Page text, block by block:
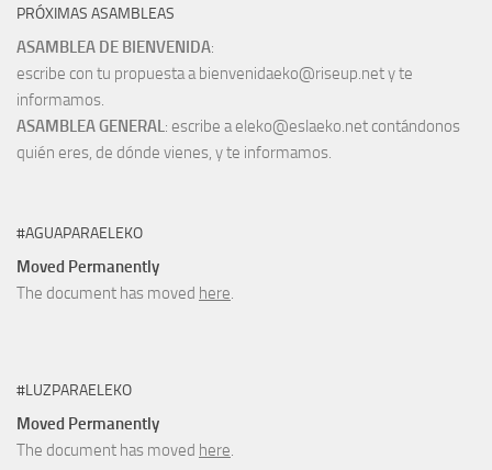
PRÓXIMAS ASAMBLEAS
ASAMBLEA DE BIENVENIDA:
escribe con tu propuesta a bienvenidaeko@riseup.net y te
informamos.
ASAMBLEA GENERAL: escribe a eleko@eslaeko.net contándonos
quién eres, de dónde vienes, y te informamos.
#AGUAPARAELEKO
Moved Permanently
The document has moved here.
#LUZPARAELEKO
Moved Permanently
The document has moved here.